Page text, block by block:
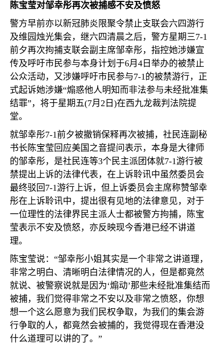
陈宝莹对邹幸彤再次被捕感不安及愤怒
警方早前亦以新冠肺炎限聚令禁止支联会六四游行
及维园烛光集会，继六四清晨之后，警方星期三7-1
前夕再次拘捕支联会副主席邹幸彤，指控她涉嫌宣
传及呼吁市民参与本身计划于6月 4 日举办的被禁止
公众活动，又涉嫌呼吁市民参与7-1的被禁游行，正
式起诉她涉嫌“煽惑他人明知而非法参与未经批准集
结罪”，将于星期五(7月 2 日 )在西九龙裁判法院提
堂。
就邹幸彤7-1前夕被撤销保释再次被捕，社民连副秘
书长陈宝莹回应美国之音提问表示，本身是大律师
的邹幸彤，是社民连等3个民主派团体就7-1游行被
禁提出上诉的法律代表，在上诉聆讯中虽然委员会
最终驳回 7-1游行上诉，但上诉委员会主席称赞邹幸
彤在上诉聆讯中，提出很有见地的法律意见，对于
一位理性的法律界民主派人士都被警方拘捕，陈宝
莹表示不安及愤怒，亦反映现今香港已经不讲道
理。
陈宝莹说：“邹幸彤小姐其实是一个非常之讲道理，
非常之明白、清晰明白法律情况的人，但是都竟然
就说、被警察说就是因为‘煽动’那些未经批准集结而
被捕，我们觉得非常之不安以及非常之愤怒，你想
想一个这么愿意为我们民权争取，为我们的集会游
行争取的人，都竟然会被捕的，我觉得现在香港没
什么道理可以讲的了。”